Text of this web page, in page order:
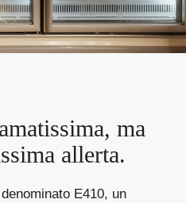
ma
allerta.
E410, un